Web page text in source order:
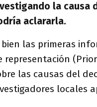
la causa
aclararla.
bien las primeras
representación
las causas del
locales